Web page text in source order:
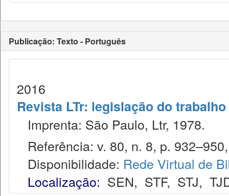
Publicação: Texto - Português
2016
Revista LTr: legislação do trabalho
Imprenta: São Paulo, Ltr, 1978.
Referência: v. 80, n. 8, p.
Disponibilidade: Rede Virtual de
Localização: SEN, STF, STJ,